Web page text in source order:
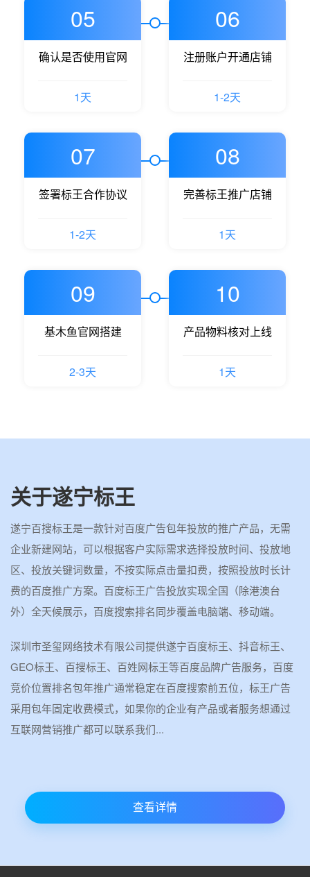
05
确认是否使用官网
1天
06
注册账户开通店铺
1-2天
07
签署标王合作协议
1-2天
08
完善标王推广店铺
1天
09
基木鱼官网搭建
2-3天
10
产品物料核对上线
1天
关于遂宁标王
遂宁百搜标王是一款针对百度广告包年投放的推广产品，无需
企业新建网站，可以根据客户实际需求选择投放时间、投放地
区、投放关键词数量，不按实际点击量扣费，按照投放时长计
费的百度推广方案。百度标王广告投放实现全国（除港澳台
外）全天候展示，百度搜索排名同步覆盖电脑端、移动端。
深圳市圣玺网络技术有限公司提供遂宁百度标王、抖音标王、
GEO标王、百搜标王、百姓网标王等百度品牌广告服务，百度
竞价位置排名包年推广通常稳定在百度搜索前五位，标王广告
采用包年固定收费模式，如果你的企业有产品或者服务想通过
互联网营销推广都可以联系我们...
查看详情